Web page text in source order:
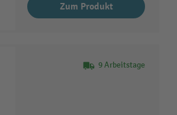
Zum Produkt
9 Arbeitstage